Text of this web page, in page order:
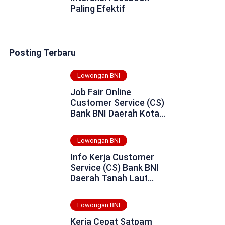
Paling Efektif
Posting Terbaru
Lowongan BNI
Job Fair Online
Customer Service (CS)
Bank BNI Daerah Kota
Lowongan BNI
Info Kerja Customer
Service (CS) Bank BNI
Daerah Tanah Laut
Lowongan BNI
Kerja Cepat Satpam